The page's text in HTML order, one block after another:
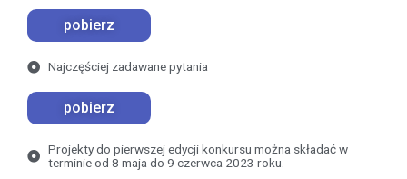
pobierz
Najczęściej zadawane pytania
pobierz
Projekty do pierwszej edycji konkursu można składać w
terminie od 8 maja do 9 czerwca 2023 roku.